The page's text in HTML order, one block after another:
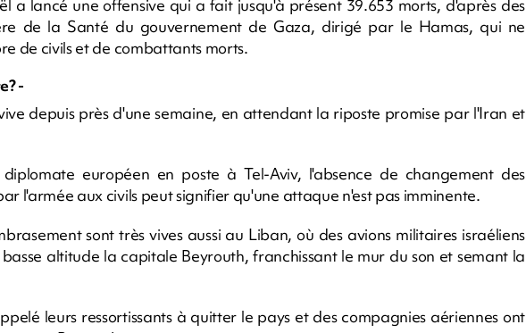
a lancé une offensive qui a fait jusqu'à présent 39.653 morts, d'après des
de la Santé du gouvernement de Gaza, dirigé par le Hamas, qui ne
de civils et de combattants morts.
-
depuis près d'une semaine, en attendant la riposte promise par l'Iran et
diplomate européen en poste à Tel-Aviv, l'absence de changement des
l'armée aux civils peut signifier qu'une attaque n'est pas imminente.
sont très vives aussi au Liban, où des avions militaires israéliens
altitude la capitale Beyrouth, franchissant le mur du son et semant la
leurs ressortissants à quitter le pays et des compagnies aériennes ont